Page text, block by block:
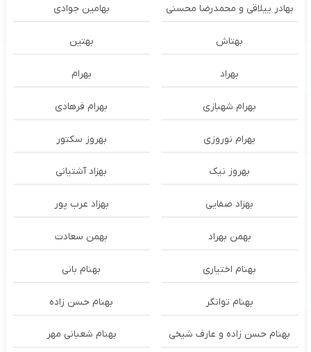
بهادر ییلاقی و محمدرضا محسنی بهامین جوادی
بهتاش بهتین
بهراد بهرام
بهرام شهبازی بهرام فرهادی
بهرام نوروزی بهروز سکتور
بهروز نیک بهزاد آشتیانی
بهزاد صفایی بهزاد عرب پور
بهمن بهراد بهمن سعادت
بهنام اختیاری بهنام بانی
بهنام توانگر بهنام حسن زاده
بهنام حسن زاده و عارف شیخی بهنام شعبانی مهر